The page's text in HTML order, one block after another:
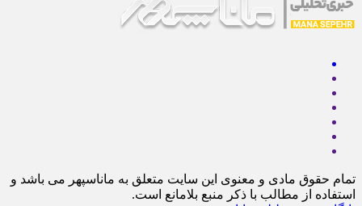
تمام حقوق مادی و معنوی این سایت متعلق به ماناسپهر می باشد و
استفاده از مطالب با ذکر منبع بلامانع است.